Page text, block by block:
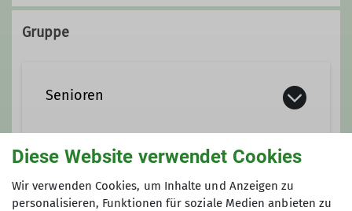
+49 8666 6451
Gruppe
Senioren
Anmeldung bis
Diese Website verwendet Cookies
Wir verwenden Cookies, um Inhalte und Anzeigen zu
personalisieren, Funktionen für soziale Medien anbieten zu